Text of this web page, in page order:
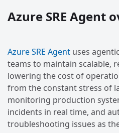
Azure SRE Agent
Azure SRE Agent uses
teams to maintain scalable,
lowering the cost of
from the constant stress of
monitoring production
incidents in real time, and
troubleshooting issues as